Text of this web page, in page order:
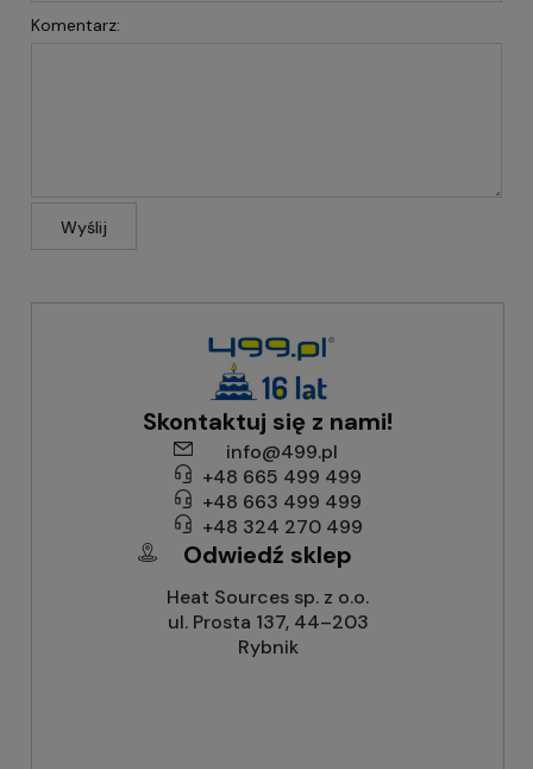
Komentarz:
Wyślij
Skontaktuj się z nami!
info@499.pl
+48 665 499 499
+48 663 499 499
+48 324 270 499
Odwiedź sklep
Heat Sources sp. z o.o.
ul. Prosta 137, 44–203
Rybnik